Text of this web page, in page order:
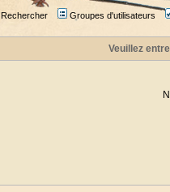
Rechercher Groupes d'utilisateurs
Veuillez